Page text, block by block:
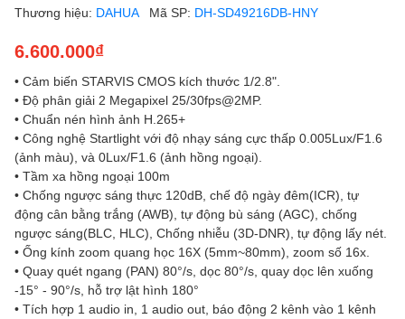
Thương hiệu: DAHUA Mã SP: DH-SD49216DB-HNY
6.600.000₫
• Cảm biến STARVIS CMOS kích thước 1/2.8".
• Độ phân giải 2 Megapixel 25/30fps@2MP.
• Chuẩn nén hình ảnh H.265+
• Công nghệ Startlight với độ nhạy sáng cực thấp 0.005Lux/F1.6
(ảnh màu), và 0Lux/F1.6 (ảnh hồng ngoại).
• Tầm xa hồng ngoại 100m
• Chống ngược sáng thực 120dB, chế độ ngày đêm(ICR), tự
động cân bằng trắng (AWB), tự động bù sáng (AGC), chống
ngược sáng(BLC, HLC), Chống nhiễu (3D-DNR), tự động lấy nét.
• Ống kính zoom quang học 16X (5mm~80mm), zoom số 16x.
• Quay quét ngang (PAN) 80°/s, dọc 80°/s, quay dọc lên xuống
-15° - 90°/s, hỗ trợ lật hình 180°
• Tích hợp 1 audio in, 1 audio out, báo động 2 kênh vào 1 kênh